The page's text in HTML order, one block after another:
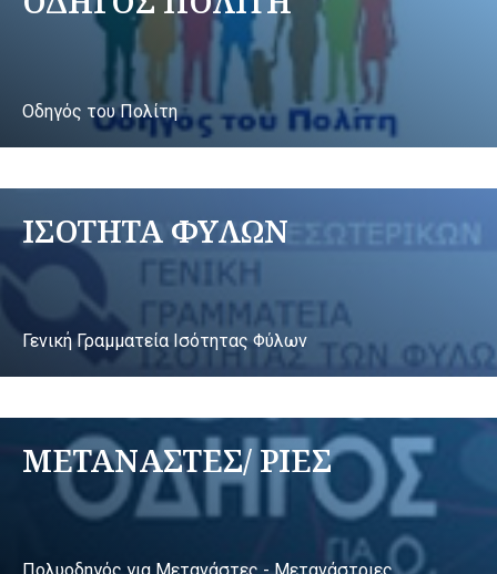
Οδηγός του Πολίτη
ΙΣΟΤΗΤΑ ΦΥΛΩΝ
Γενική Γραμματεία Ισότητας Φύλων
ΜΕΤΑΝΑΣΤΕΣ/ ΡΙΕΣ